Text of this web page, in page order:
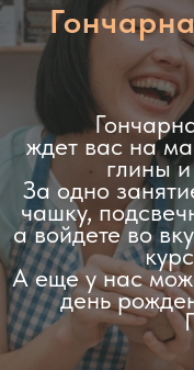
ждет вас на
глины
За одно
чашку,
а войдете во
А еще у нас
день